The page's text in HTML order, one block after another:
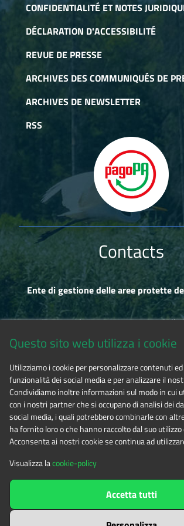
turistiche: OUTDOOR TO.01
CONFIDENTIALITÉ ET NOTES
DÉCLARATION D'ACCESSIBILITÉ
REVUE DE PRESSE
ARCHIVES DES COMMUNIQUÉS DE
ARCHIVES DE NEWSLETTER
RSS
Contacts
Ente di gestione delle aree protette
Via Fransuà Fontan, 1 - 10050
Tel. 0122.854720
E-mail
The contents of this websitebyEnte di
protette delle Alpi Cozieis
Attribution-NonCommercial-
Questo sito web utilizza i cookie
Utilizziamo i cookie per personalizzare contenuti
funzionalità dei social media e per analizzare il
Condividiamo inoltre informazioni sul modo in cui
con i nostri partner che si occupano di analisi dei
social media, i quali potrebbero combinarle con
ha fornito loro o che hanno raccolto dal suo utilizzo
Acconsenta ai nostri cookie se continua ad
Visualizza lacookie-policy
Accetta tutti